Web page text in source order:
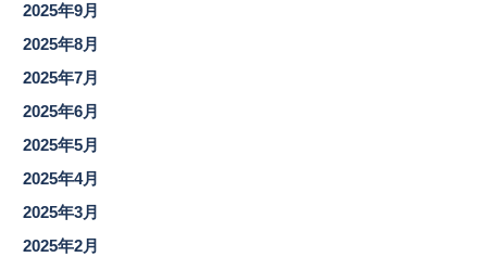
2025年9月
2025年8月
2025年7月
2025年6月
2025年5月
2025年4月
2025年3月
2025年2月